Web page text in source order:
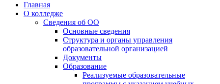
Главная
О колледже
Сведения об ОО
Основные сведения
Структура и органы управления
образовательной организацией
Документы
Образование
Реализуемые образовательные